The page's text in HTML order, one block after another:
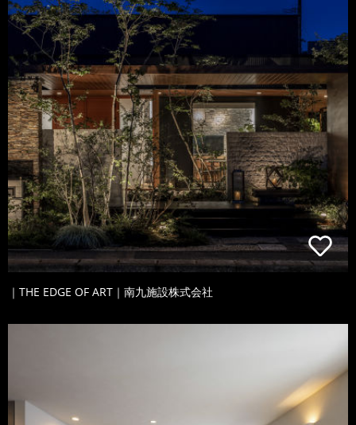
｜THE EDGE OF ART｜南九施設株式会社